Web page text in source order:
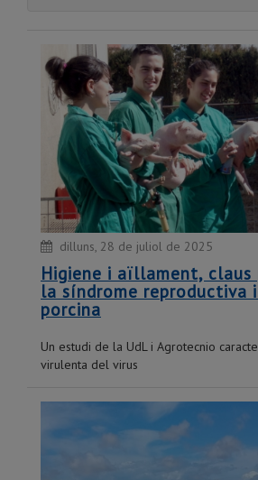
dilluns, 28 de juliol de 2025
Higiene i aïllament, claus
la síndrome reproductiva
porcina
Un estudi de la UdL i Agrotecnio
virulenta del virus